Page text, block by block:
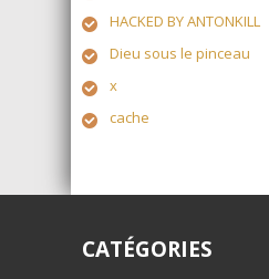
HACKED BY ANTONKILL
Dieu sous le pinceau
x
cache
CATÉGORIES